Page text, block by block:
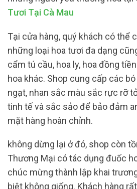
Tươi Tại Cà Mau
Tại cửa hàng, quý khách có thể
những loại hoa tươi đa dạng
cẩm tú cầu, hoa ly, hoa đồng
hoa khác. Shop cung cấp các
ngạt, nhan sắc màu sắc rực rỡ
tinh tế và sắc sảo để bảo đảm
mặt hàng hoàn chỉnh.
không dừng lại ở đó, shop còn
Thương Mại có tác dụng đuốc
chúc mừng thành lập khai
biệt không giống. Khách hàng